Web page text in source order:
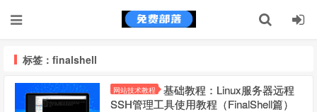
标签：finalshell
网站技术教程
基础教程：Linux服务器远程
SSH管理工具使用教程（FinalShell篇）